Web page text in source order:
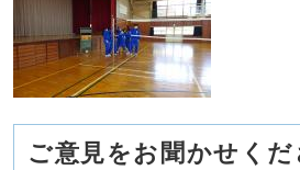
ご意見をお聞かせくだ